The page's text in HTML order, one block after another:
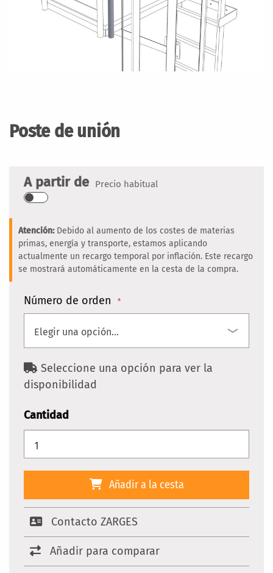
Poste de unión
A partir de Precio habitual
Atención:Debido al aumento de los costes de materias
primas, energía y transporte, estamos aplicando
actualmente un recargo temporal por inflación. Este recargo
se mostrará automáticamente en la cesta de la compra.
Número de orden
Seleccione una opción para ver la
disponibilidad
Cantidad
Añadir a la cesta
Contacto ZARGES
Añadir para comparar
de
imágenes